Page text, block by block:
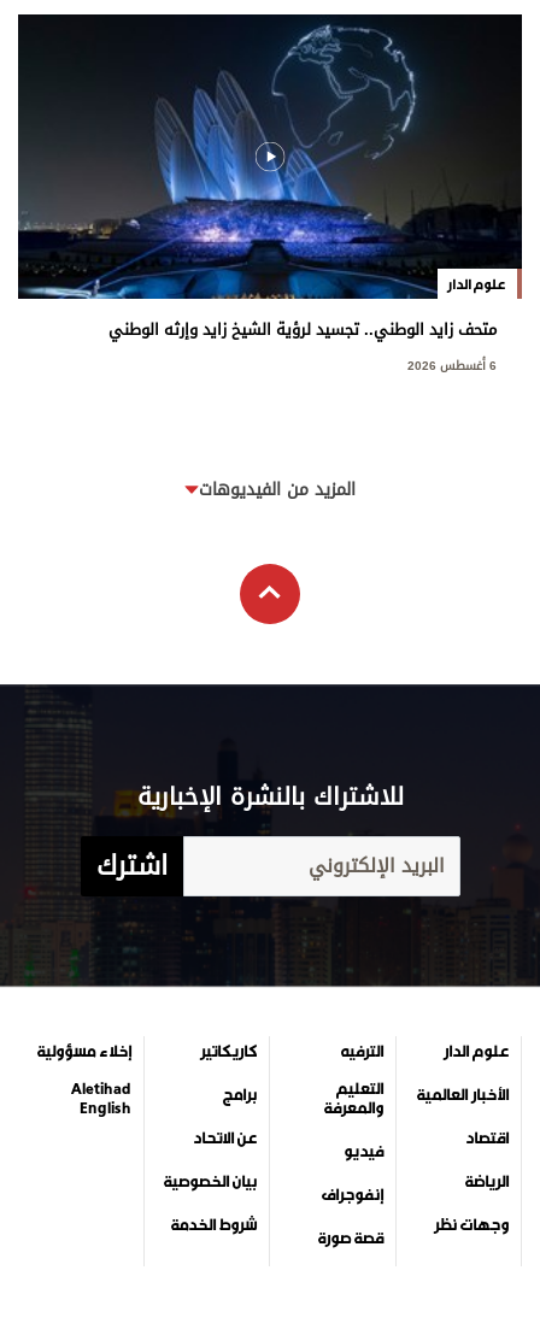
علوم الدار
متحف زايد الوطني.. تجسيد لرؤية الشيخ زايد وإرثه الوطني
6 أغسطس 2026
المزيد من الفيديوهات
للاشتراك بالنشرة الإخبارية
اشترك
علوم الدار
الأخبار العالمية
اقتصاد
الرياضة
وجهات نظر
الترفيه
التعليم
والمعرفة
فيديو
إنفوجراف
قصة صورة
كاريكاتير
برامج
عن الاتحاد
بيان الخصوصية
شروط الخدمة
إخلاء مسؤولية
Aletihad
English